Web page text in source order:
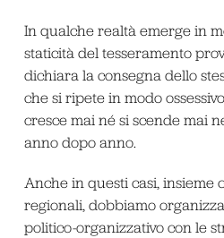
In qualche realtà emerge in
staticità del tesseramento
dichiara la consegna dello
che si ripete in modo
cresce mai né si scende mai
anno dopo anno.
Anche in questi casi, insieme
regionali, dobbiamo
politico-organizzativo con le